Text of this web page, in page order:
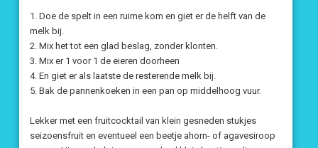
1. Doe de spelt in een ruime kom en giet er de helft van de
melk bij.
2. Mix het tot een glad beslag, zonder klonten.
3. Mix er 1 voor 1 de eieren doorheen
4. En giet er als laatste de resterende melk bij.
5. Bak de pannenkoeken in een pan op middelhoog vuur.
Lekker met een fruitcocktail van klein gesneden stukjes
seizoensfruit en eventueel een beetje ahorn- of agavesiroop